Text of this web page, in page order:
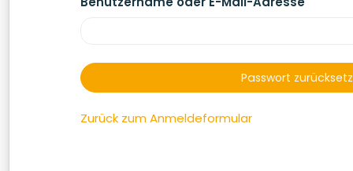
Zurück zum Anmeldeformular